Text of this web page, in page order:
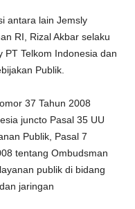
antara lain Jemsly
RI, Rizal Akbar selaku
PT Telkom Indonesia dan
Publik.
37 Tahun 2008
juncto Pasal 35 UU
Publik, Pasal 7
tentang Ombudsman
publik di bidang
jaringan